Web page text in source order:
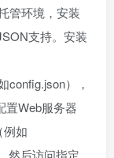
管环境，安装
支持。安装
config.json），
置Web服务器
例如